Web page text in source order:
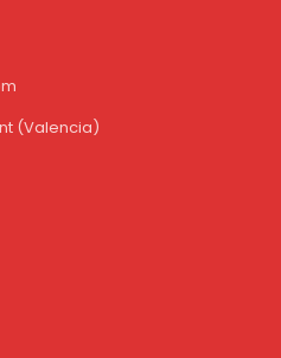
(Valencia)